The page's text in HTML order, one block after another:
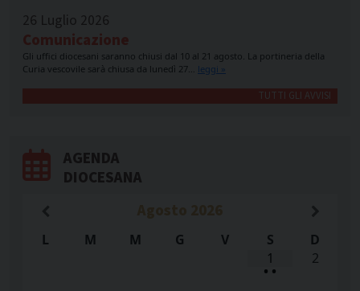
26 Luglio 2026
Comunicazione
Gli uffici diocesani saranno chiusi dal 10 al 21 agosto. La portineria della
Curia vescovile sarà chiusa da lunedì 27… leggi »
TUTTI GLI AVVISI
AGENDA
DIOCESANA
L M M G V S
D
1
• •
2